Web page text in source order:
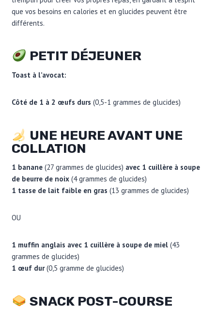
que vos besoins en calories et en glucides peuvent être
différents.
PETIT DÉJEUNER
Toast à l’avocat:
Côté de 1 à 2 œufs durs (0,5-1 grammes de glucides)
UNE HEURE AVANT UNE
COLLATION
1 banane (27 grammes de glucides) avec 1 cuillère à soupe
de beurre de noix (4 grammes de glucides)
1 tasse de lait faible en gras (13 grammes de glucides)
OU
1 muffin anglais avec 1 cuillère à soupe de miel (43
grammes de glucides)
1 œuf dur(0,5 gramme de glucides)
SNACK POST-COURSE